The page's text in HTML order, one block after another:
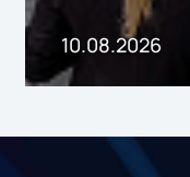
подписи
крупного
10.08.2026